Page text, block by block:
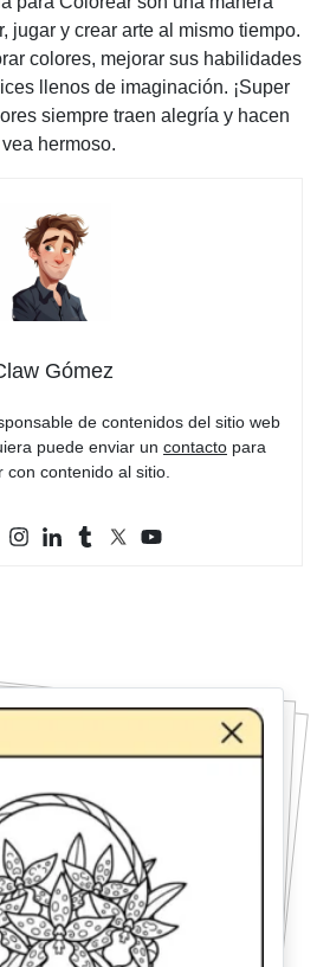
jugar y crear arte al mismo tiempo.
colores, mejorar sus habilidades
llenos de imaginación. ¡Super
siempre traen alegría y hacen
hermoso.
Gómez
de contenidos del sitio web
puede enviar un contacto para
con contenido al sitio.